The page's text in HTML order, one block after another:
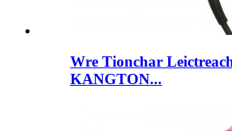
Wre Tionchar
KANGTON...